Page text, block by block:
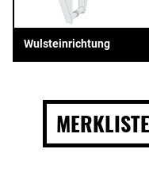
Wulsteinrichtung